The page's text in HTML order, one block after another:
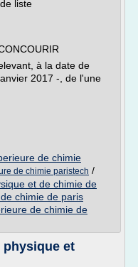
liste
à la date de
2017 -, de l'une
de chimie
de chimie paristech /
et de chimie de
chimie de paris
de chimie de
physique et